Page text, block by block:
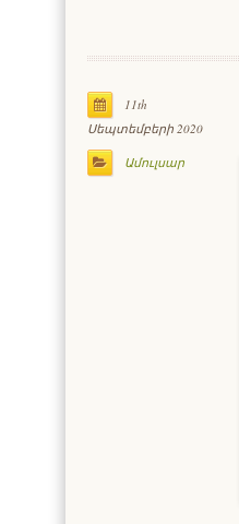
11th
Սեպտեմբերի 2020
Ամուլսար